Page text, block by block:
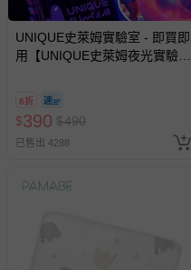
UNIQUE史萊姆實驗室 - 即買即
用【UNIQUE史萊姆夜光實驗室
訂單編號兌換，逾期作廢) (大
人小孩均一價(3歲以上需購票))
8折
$390 $490
已售出 4288